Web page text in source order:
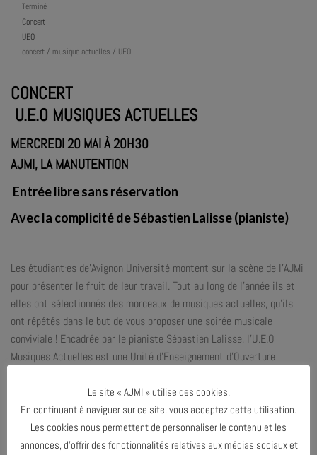
Terminé
Concert
UEO
concert / musique actuelles / UEO
CONCERT
U.E.O MUSIQUES ACTUELLES
MERCREDI 20 MAI À 20H30
AJMI, LA MANUTENTION
Entrée libre sans réservation
Avec la complicité de Sébastien Lalisse (pianiste)
Les étudiant·es de’Avignon Université montent sur la scène de l’AJMi
pour présenter le fruit de leur travail. Tout au long de l’année ils et
elles ont sélectionnés des morceaux de musiques actuelles, qu’ils
ont répétés dans le but de vous proposer une soirée musicale
conviviale ! Encadrée par le pianiste Sébastien Lalisse, l’U.E.O
Musiques Actuelles est une Unité d’Enseignement d’Ouverture
Venez les soutenir et les écouter !
Le site « AJMI » utilise des cookies.
En continuant à naviguer sur ce site, vous acceptez cette utilisation.
Les cookies nous permettent de personnaliser le contenu et les
annonces, d’offrir des fonctionnalités relatives aux médias sociaux et